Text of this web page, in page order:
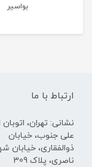
بواسیر
ارتباط با ما
نشانی: تهران، اتوبان
علی جنوب، خیابان
ذوالفقاری، خیابان
ناصری، پلاک 309